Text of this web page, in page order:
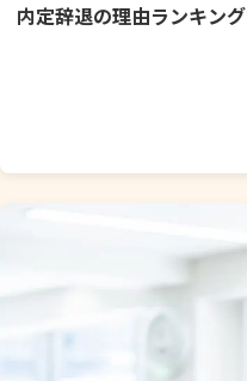
内定辞退の理由ランキン